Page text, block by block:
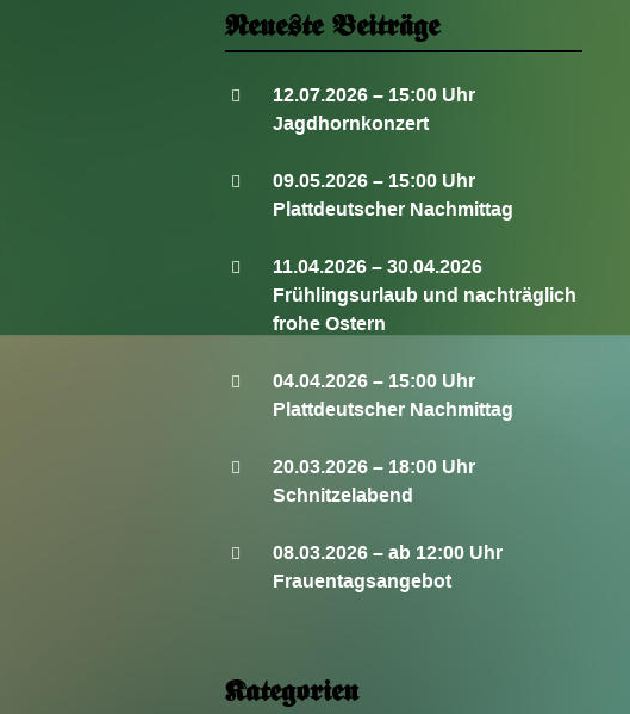
Neueste Beiträge
12.07.2026 – 15:00 Uhr
Jagdhornkonzert
09.05.2026 – 15:00 Uhr
Plattdeutscher Nachmittag
11.04.2026 – 30.04.2026
Frühlingsurlaub und nachträglich
frohe Ostern
04.04.2026 – 15:00 Uhr
Plattdeutscher Nachmittag
20.03.2026 – 18:00 Uhr
Schnitzelabend
08.03.2026 – ab 12:00 Uhr
Frauentagsangebot
Kategorien